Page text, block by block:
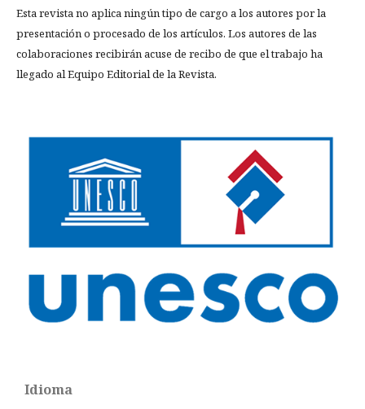
Esta revista no aplica ningún tipo de cargo a los autores por la
presentación o procesado de los artículos. Los autores de las
colaboraciones recibirán acuse de recibo de que el trabajo ha
llegado al Equipo Editorial de la Revista.
Idioma